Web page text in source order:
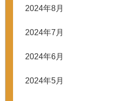
2024年8月
2024年7月
2024年6月
2024年5月